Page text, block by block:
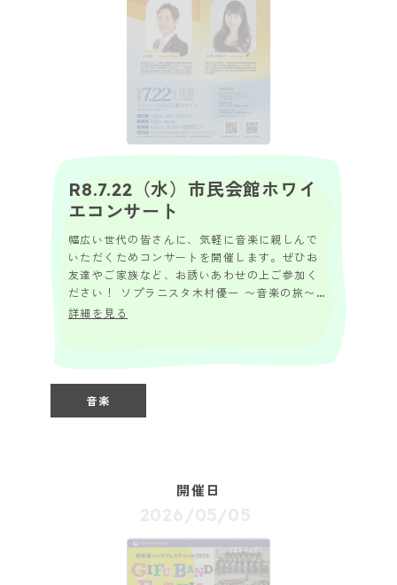
R8.7.22（水）市民会館ホワイ
エコンサート
幅広い世代の皆さんに、気軽に音楽に親しんで
いただくためコンサートを開催します。ぜひお
友達やご家族など、お誘いあわせの上ご参加く
ださい！ ソプラニスタ木村優一 〜音楽の旅〜
奇跡の声（男声ソプラノ）が誘う音楽の旅
詳細を見る
音楽
開催日